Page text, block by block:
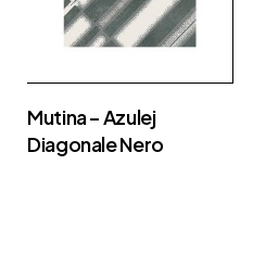
Mutina – Azulej
Diagonale Nero